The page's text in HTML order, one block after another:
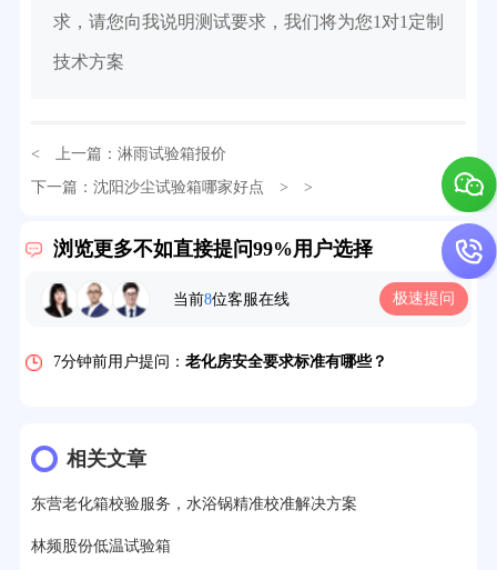
求，请您向我说明测试要求，我们将为您1对1定制
技术方案
< 上一篇： 淋雨试验箱报价
下一篇： 沈阳沙尘试验箱哪家好点 > >
浏览更多不如直接提问99%用户选择
当前8位客服在线 极速提问
32分钟前用户提问：氙灯老化试验箱价格多少？
2分钟前用户提问：大型高温老化房价格多少钱？
5分钟前用户提问： 高温恒温试验箱待机温度多少？
10分钟前用户提问：高温老化房一般温度多少？
13分钟前用户提问：
15分钟前用户提问：高低温试验箱玻璃用什么材料？
17分钟前用户提问：
相关文章
东营老化箱校验服务，水浴锅精准校准解决方案
林频股份低温试验箱